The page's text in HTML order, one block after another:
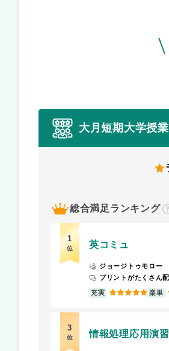
大月短期大学授
総合満足ランキング
1
位 英コミュ
ジョージトゥモロー
プリントがたくさん
充実 5 楽単
3
位 情報処理応用演習